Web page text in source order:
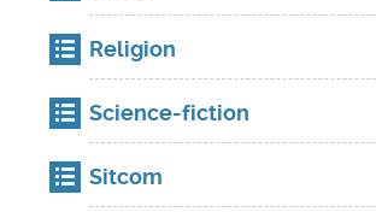
Religion
Science-fiction
Sitcom